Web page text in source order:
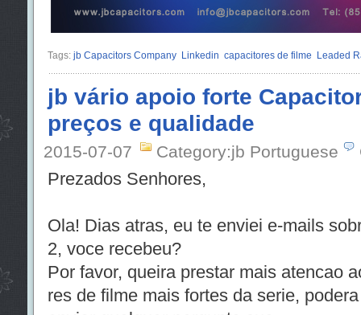
Tags: jb Capacitors Company Linkedin capacitores de filme Leaded
jb vário apoio forte
preços e qualidade
2015-07-07 Category:jb Portuguese
Prezados Senhores,
Ola! Dias atras, eu te enviei e-mails
2, voce recebeu?
Por favor, queira prestar mais atencao
res de filme mais fortes da serie,